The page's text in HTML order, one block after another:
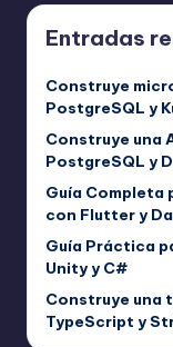
Entradas
Construye
PostgreSQL y
Construye una
PostgreSQL y
Guía Completa
con Flutter y
Guía Práctica
Unity y C#
Construye una
TypeScript y